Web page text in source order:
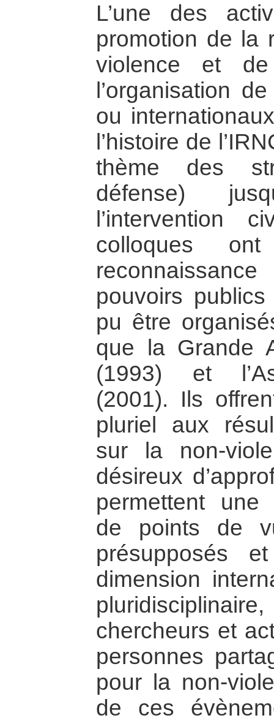
L’une des
promotion de la
violence et
l’organisation
ou
l’histoire de
thème des
défense)
l’intervention
colloques
pouvoirs
pu être
que la Grande
(1993) et
(2001). Ils
pluriel aux
sur la non-
désireux
permettent une
de points de
présupposés
dimension
chercheurs et
personnes
pour la non-
de ces